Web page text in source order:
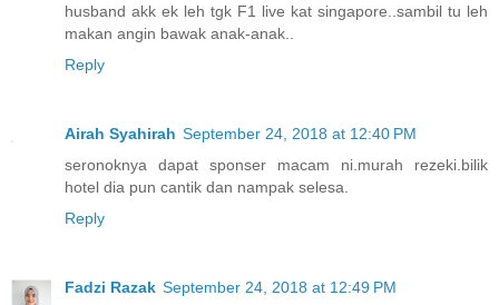
husband akk ek leh tgk F1 live kat singapore..sambil tu leh
makan angin bawak anak-anak..
Reply
Airah Syahirah September 24, 2018 at 12:40 PM
seronoknya dapat sponser macam ni.murah rezeki.bilik
hotel dia pun cantik dan nampak selesa.
Reply
Fadzi Razak September 24, 2018 at 12:49 PM